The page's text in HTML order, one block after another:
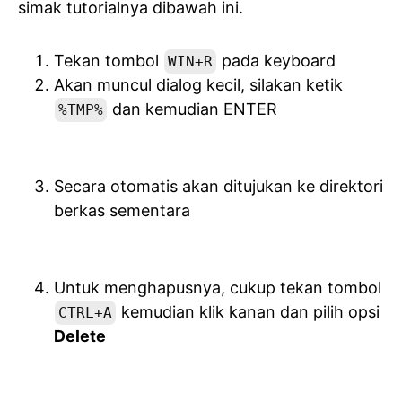
simak tutorialnya dibawah ini.
Tekan tombol WIN+R pada keyboard
Akan muncul dialog kecil, silakan ketik
%TMP% dan kemudian ENTER
Secara otomatis akan ditujukan ke direktori
berkas sementara
Untuk menghapusnya, cukup tekan tombol
CTRL+A kemudian klik kanan dan pilih opsi
Delete